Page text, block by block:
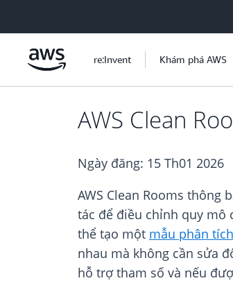
re:Invent Khám phá AWS
AWS Clean
Ngày đăng: 15 Th01 2026
AWS Clean Rooms
tác để điều chỉnh quy mô
thể tạo một mẫu phân
nhau mà không cần sửa
hỗ trợ tham số và nếu